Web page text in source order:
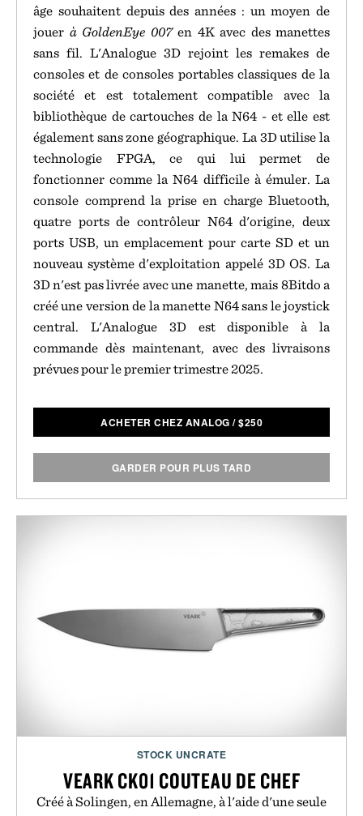
âge souhaitent depuis des années : un moyen de
jouer à GoldenEye 007en 4K avec des manettes
sans fil. L'Analogue 3D rejoint les remakes de
consoles et de consoles portables classiques de la
société et est totalement compatible avec la
bibliothèque de cartouches de la N64 - et elle est
également sans zone géographique. La 3D utilise la
technologie FPGA, ce qui lui permet de
fonctionner comme la N64 difficile à émuler. La
console comprend la prise en charge Bluetooth,
quatre ports de contrôleur N64 d'origine, deux
ports USB, un emplacement pour carte SD et un
nouveau système d'exploitation appelé 3D OS. La
3D n'est pas livrée avec une manette, mais 8Bitdo a
créé une version de la manette N64 sans le joystick
central. L'Analogue 3D est disponible à la
commande dès maintenant, avec des livraisons
prévues pour le premier trimestre 2025.
ACHETER CHEZ ANALOG /$250
GARDER POUR PLUS TARD
STOCK UNCRATE
VEARK CK01 COUTEAU DE CHEF
Créé à Solingen, en Allemagne, à l'aide d'une seule